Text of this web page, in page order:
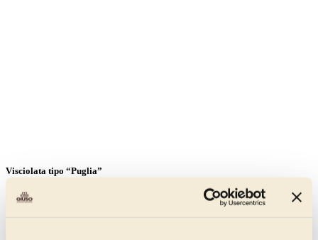
Visciolata tipo “Puglia”
04032160C